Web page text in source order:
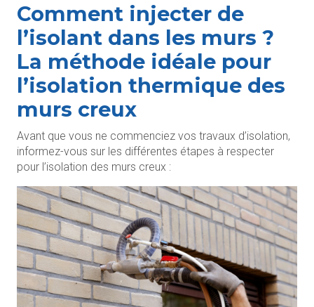
Comment injecter de
l’isolant dans les murs ?
La méthode idéale pour
l’isolation thermique des
murs creux
Avant que vous ne commenciez vos travaux d’isolation,
informez-vous sur les différentes étapes à respecter
pour l’isolation des murs creux :